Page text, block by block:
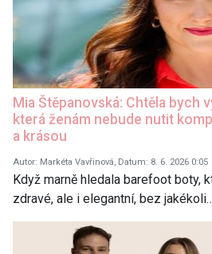
Mia Štěpanovská: Chtěla bych
která ženám nebude nutit
a krásou
Autor: Markéta Vavřinová, Datum: 8. 6. 2026 0:05
Když marně hledala barefoot boty,
zdravé, ale i elegantní, bez